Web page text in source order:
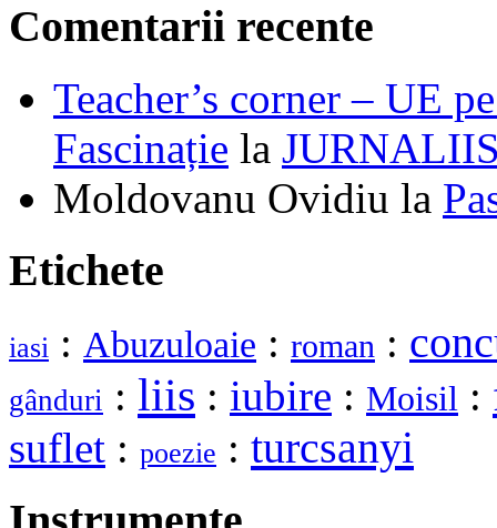
Comentarii recente
Teacher’s corner – UE
Fascinație la
Moldovanu Ovidiu la
Etichete
iasi : Abuzuloaie : roman :
gânduri : liis : iubire : Moisil :
suflet : poezie : turcsanyi